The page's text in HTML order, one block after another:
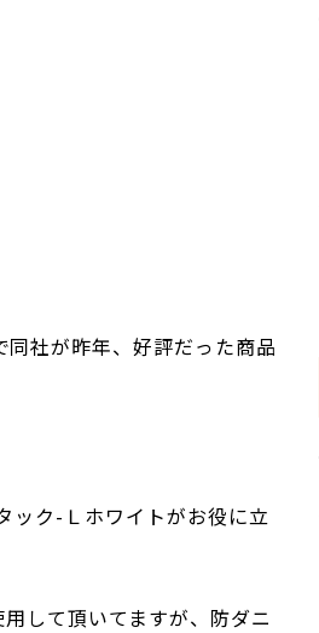
社が昨年、好評だった商品
ック-Ｌホワイトがお役に立
して頂いてますが、防ダニ